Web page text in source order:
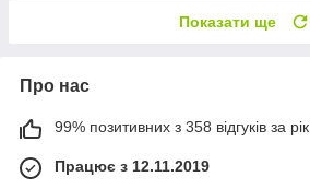
Показати ще
Про нас
99% позитивних з 358 відгуків за рік
Працює з 12.11.2019